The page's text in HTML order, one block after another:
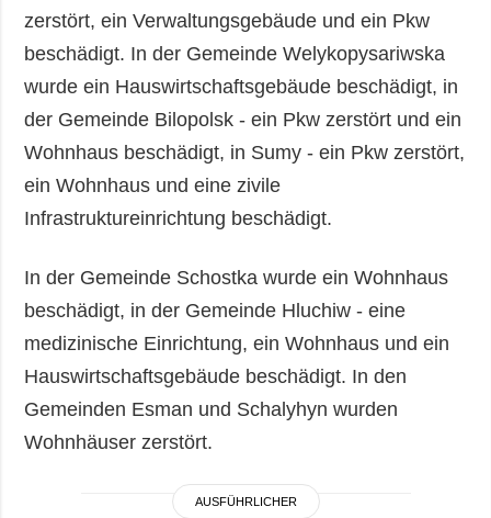
zerstört, ein Verwaltungsgebäude und ein Pkw
beschädigt. In der Gemeinde Welykopysariwska
wurde ein Hauswirtschaftsgebäude beschädigt, in
der Gemeinde Bilopolsk - ein Pkw zerstört und ein
Wohnhaus beschädigt, in Sumy - ein Pkw zerstört,
ein Wohnhaus und eine zivile
Infrastruktureinrichtung beschädigt.
In der Gemeinde Schostka wurde ein Wohnhaus
beschädigt, in der Gemeinde Hluchiw - eine
medizinische Einrichtung, ein Wohnhaus und ein
Hauswirtschaftsgebäude beschädigt. In den
Gemeinden Esman und Schalyhyn wurden
Wohnhäuser zerstört.
AUSFÜHRLICHER